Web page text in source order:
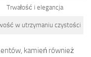
Trwałość i elegancja
w utrzymaniu czystości
kamień również